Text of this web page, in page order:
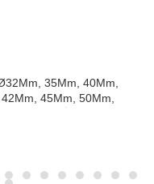
35Mm, 40Mm,
42Mm, 45Mm, 50Mm,